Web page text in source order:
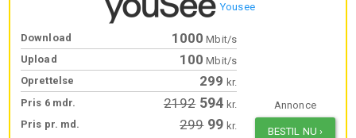
Yousee
Download 1000 Mbit/s
Upload
100 Mbit/s
Oprettelse
299 kr.
Pris 6 mdr.
2192 594 kr.
Pris pr. md.
299 99 kr.
Annonce
BESTIL NU ›